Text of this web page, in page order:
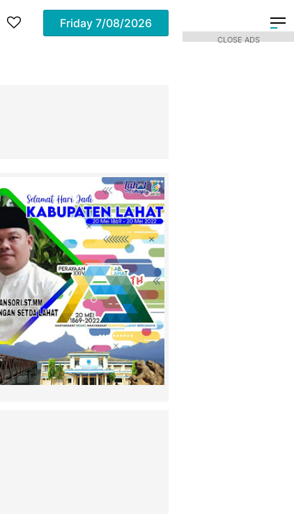
Friday 7/08/2026
CLOSE ADS